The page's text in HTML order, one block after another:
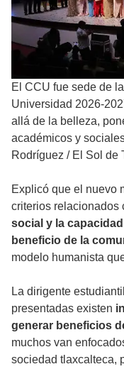
El CCU fue sede de
Universidad 2026-
allá de la belleza,
académicos y
Rodríguez / El Sol de
Explicó que el nuevo
criterios relacionados
social y la
beneficio de la
modelo humanista
La dirigente
presentadas existen
generar beneficios
muchos van
sociedad tlaxcalteca,